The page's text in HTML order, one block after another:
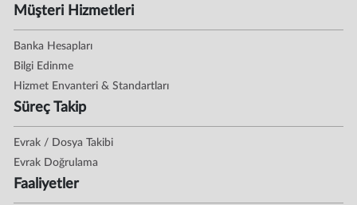
Müşteri Hizmetleri
Banka Hesapları
Bilgi Edinme
Hizmet Envanteri & Standartları
Süreç Takip
Evrak / Dosya Takibi
Evrak Doğrulama
Faaliyetler